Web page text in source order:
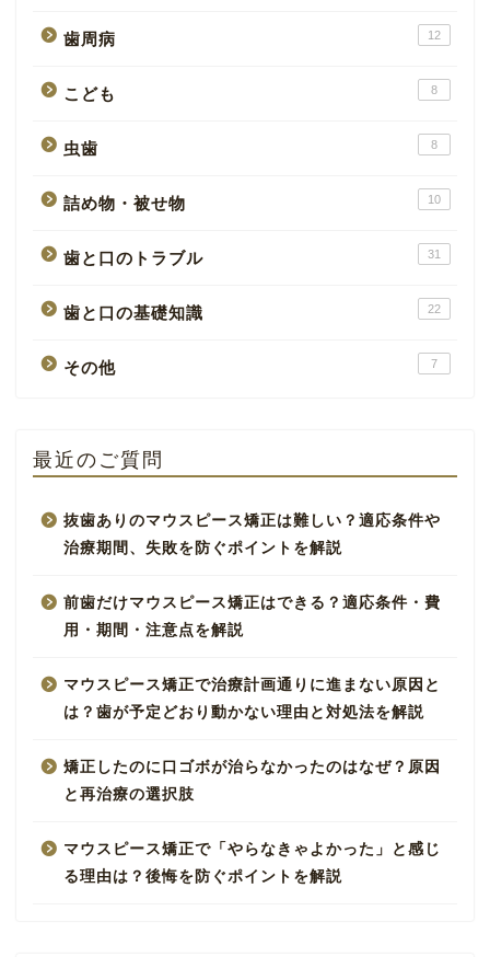
歯周病 12
こども 8
虫歯 8
詰め物・被せ物 10
歯と口のトラブル 31
歯と口の基礎知識 22
その他 7
最近のご質問
抜歯ありのマウスピース矯正は難しい？適応条件や
治療期間、失敗を防ぐポイントを解説
前歯だけマウスピース矯正はできる？適応条件・費
用・期間・注意点を解説
マウスピース矯正で治療計画通りに進まない原因と
は？歯が予定どおり動かない理由と対処法を解説
矯正したのに口ゴボが治らなかったのはなぜ？原因
と再治療の選択肢
マウスピース矯正で「やらなきゃよかった」と感じ
る理由は？後悔を防ぐポイントを解説